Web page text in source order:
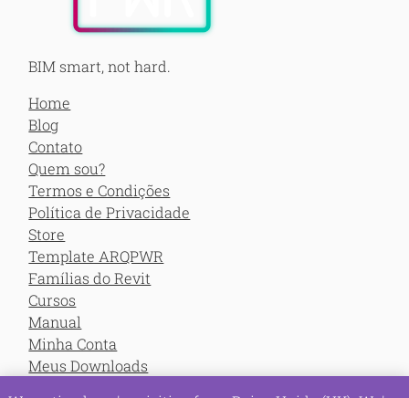
BIM smart, not hard.
Home
Blog
Contato
Quem sou?
Termos e Condições
Política de Privacidade
Store
Template ARQPWR
Famílias do Revit
Cursos
Manual
Minha Conta
Meus Downloads